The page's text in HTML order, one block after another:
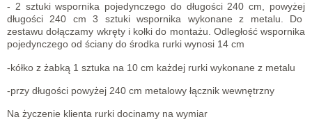
- 2 sztuki wspornika pojedynczego do długości 240 cm, powyżej
długości 240 cm 3 sztuki wspornika wykonane z metalu. Do
zestawu dołączamy wkręty i kołki do montażu. Odległość wspornika
pojedynczego od ściany do środka rurki wynosi 14 cm
-kółko z żabką 1 sztuka na 10 cm każdej rurki wykonane z metalu
-przy długości powyżej 240 cm metalowy łącznik wewnętrzny
Na życzenie klienta rurki docinamy na wymiar